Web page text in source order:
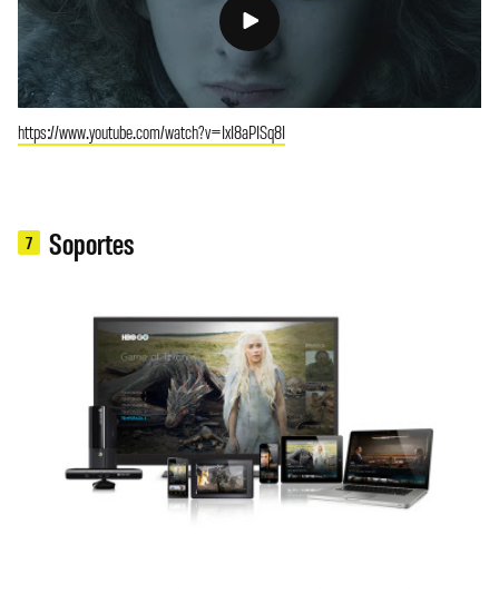
https://www.youtube.com/watch?v=IxI8aPISq8I
7 Soportes